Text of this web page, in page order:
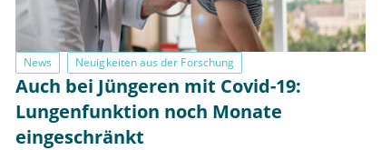
News Neuigkeiten aus der Forschung
Auch bei Jüngeren mit Covid-19:
Lungenfunktion noch Monate
eingeschränkt